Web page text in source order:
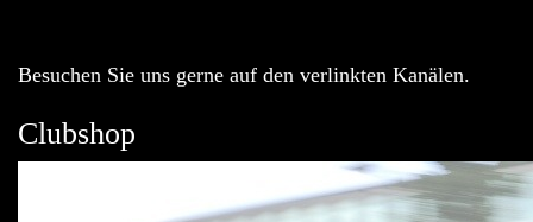
Besuchen Sie uns gerne auf den verlinkten Kanälen.
Clubshop